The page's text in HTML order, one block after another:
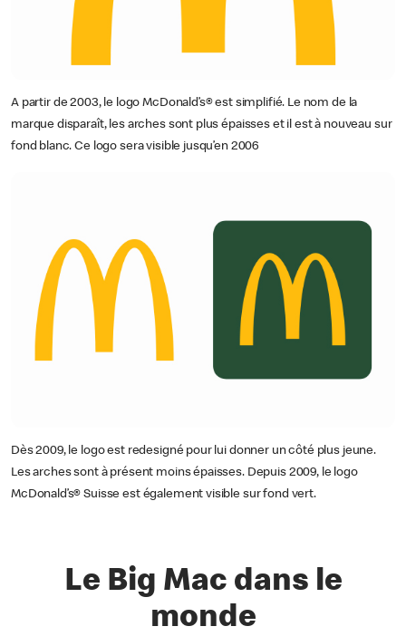
A partir de 2003, le logo McDonald’s® est simplifié. Le nom de la
marque disparaît, les arches sont plus épaisses et il est à nouveau sur
fond blanc. Ce logo sera visible jusqu’en 2006
Dès 2009, le logo est redesigné pour lui donner un côté plus jeune.
Les arches sont à présent moins épaisses. Depuis 2009, le logo
McDonald’s® Suisse est également visible sur fond vert.
Le Big Mac dans le
monde